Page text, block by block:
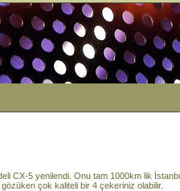
CX-5 yenilendi. Onu tam 1000km lik
çok kaliteli bir 4 çekeriniz olabilir.